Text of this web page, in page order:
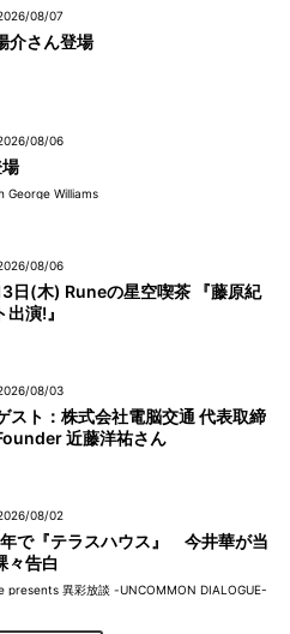
08/07
介さん登場
08/06
George Williams
08/06
日(木) Runeの星空喫茶 『藤原紀
演!』
08/03
スト：株式会社電脳交通 代表取締
近藤洋祐さん
08/02
で『テラスハウス』 今井華が当
々告白
presents 異彩放談 -UNCOMMON DIALOGUE-